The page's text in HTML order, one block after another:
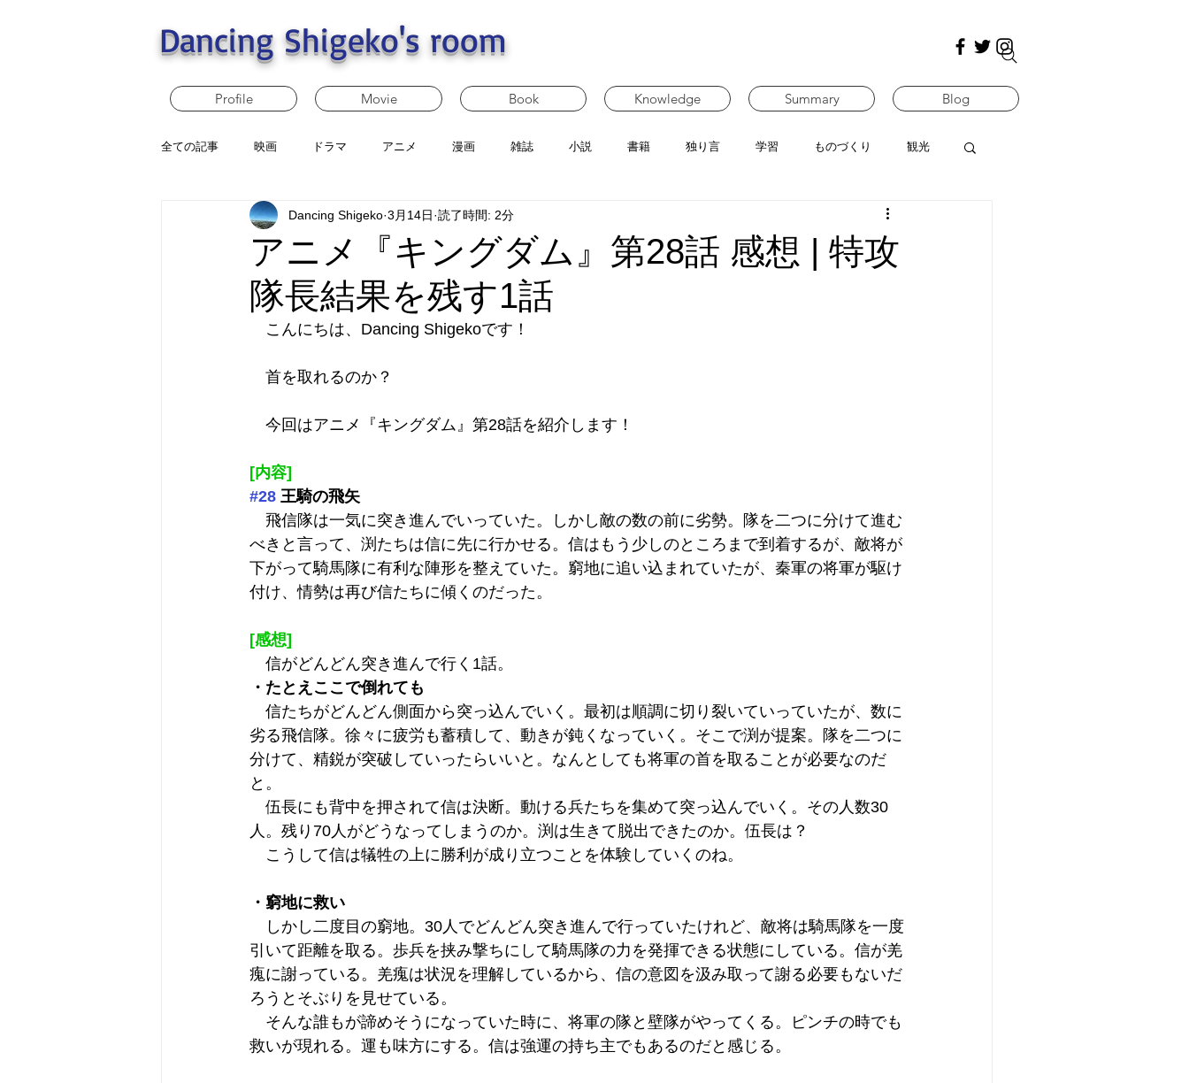
Dancing Shigeko's room
Profile Movie Book Knowledge Summary Blog
全ての記事 映画 ドラマ アニメ 漫画 雑誌 小説 書籍 独り言 学習 ものづくり 観光
アニメ『キングダム』第28話 感想 | 特攻
隊長結果を残す1話
Dancing Shigeko 3月14日 読了時間: 2分
こんにちは、Dancing Shigekoです！
首を取れるのか？
今回はアニメ『キングダム』第28話を紹介します！
[内容]
#28 王騎の飛矢
飛信隊は一気に突き進んでいっていた。しかし敵の数の前に劣勢。隊を二つに分けて進む
べきと言って、渕たちは信に先に行かせる。信はもう少しのところまで到着するが、敵将が
下がって騎馬隊に有利な陣形を整えていた。窮地に追い込まれていたが、秦軍の将軍が駆け
付け、情勢は再び信たちに傾くのだった。
[感想]
信がどんどん突き進んで行く1話。
・たとえここで倒れても
信たちがどんどん側面から突っ込んでいく。最初は順調に切り裂いていっていたが、数に
劣る飛信隊。徐々に疲労も蓄積して、動きが鈍くなっていく。そこで渕が提案。隊を二つに
分けて、精鋭が突破していったらいいと。なんとしても将軍の首を取ることが必要なのだ
と。
伍長にも背中を押されて信は決断。動ける兵たちを集めて突っ込んでいく。その人数30
人。残り70人がどうなってしまうのか。渕は生きて脱出できたのか。伍長は？
こうして信は犠牲の上に勝利が成り立つことを体験していくのね。
・窮地に救い
しかし二度目の窮地。30人でどんどん突き進んで行っていたけれど、敵将は騎馬隊を一度
引いて距離を取る。歩兵を挟み撃ちにして騎馬隊の力を発揮できる状態にしている。信が羌
瘣に謝っている。羌瘣は状況を理解しているから、信の意図を汲み取って謝る必要もないだ
ろうとそぶりを見せている。
そんな誰もが諦めそうになっていた時に、将軍の隊と壁隊がやってくる。ピンチの時でも
救いが現れる。運も味方にする。信は強運の持ち主でもあるのだと感じる。